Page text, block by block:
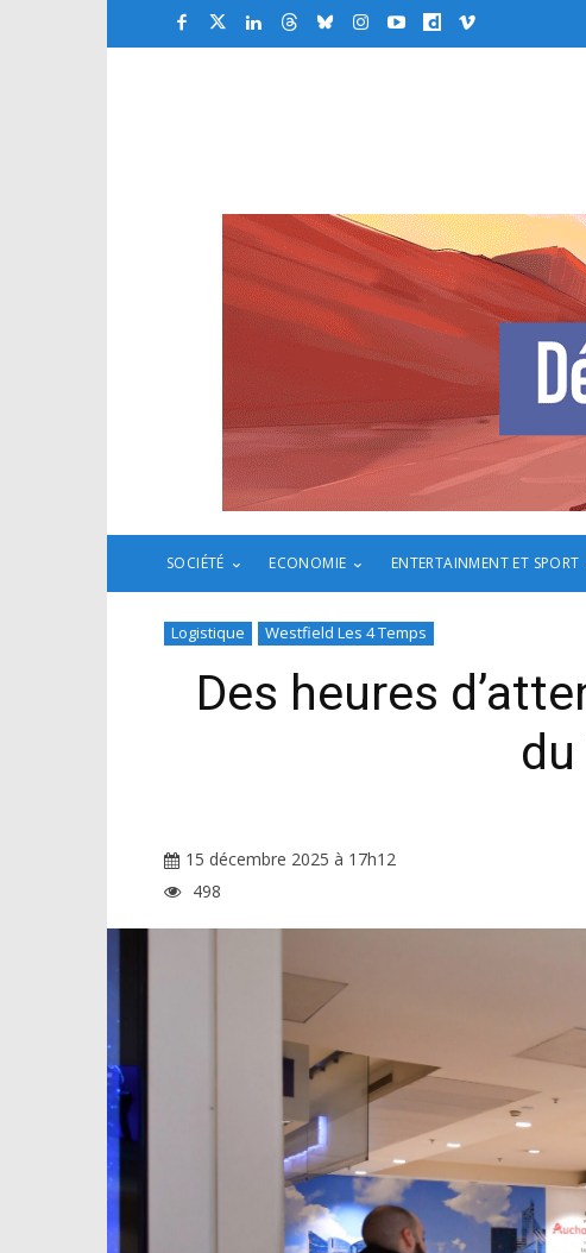
SOCIÉTÉ ECONOMIE ENTERTAINMENT ET SPORT
Logistique Westfield Les 4 Temps
Des heures
15 décembre 2025 à 17h12
498